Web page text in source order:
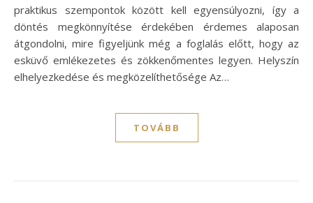
praktikus szempontok között kell egyensúlyozni, így a
döntés megkönnyítése érdekében érdemes alaposan
átgondolni, mire figyeljünk még a foglalás előtt, hogy az
esküvő emlékezetes és zökkenőmentes legyen. Helyszín
elhelyezkedése és megközelíthetősége Az…
TOVÁBB